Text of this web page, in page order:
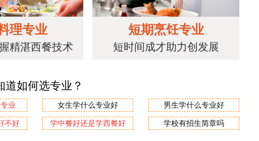
理专业
精湛西餐技术
短期烹饪专业
短时间成才助力创发展
道如何选专业？
业 女生学什么专业好 男生学什么专业好
不好 学中餐好还是学西餐好 学校有招生简章吗